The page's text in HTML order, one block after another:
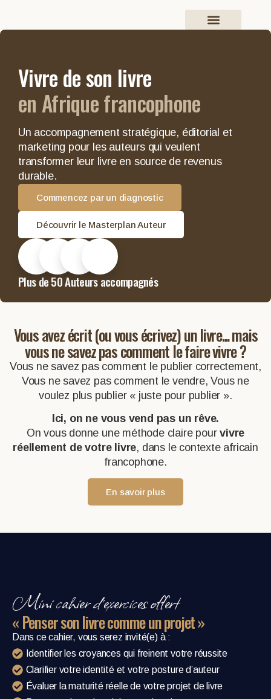
Vivre de son livre
en Afrique francophone
Un accompagnement stratégique, éditorial et
marketing pour les auteurs qui veulent
transformer leur livre en source de revenus
durable.
Découvrir le Masterplan Auteur
Commencez par un diagnostic
Plus de 50 Auteurs accompagnés
Vous avez écrit (ou vous écrivez) un livre... mais
vous ne savez pas comment le faire vivre ?
Vous ne savez pas comment le publier correctement,
Vous ne savez pas comment le vendre, Vous ne
voulez plus publier « juste pour publier ».
Ici, on ne vous vend pas un rêve.
On vous donne une méthode claire pourvivre
réellement de votre livre, dans le contexte africain
francophone.
En savoir plus
Mini cahier d’exercices offert
« Penser son livre comme un projet »
Dans ce cahier, vous serez invité(e) à :
Identifier les croyances qui freinent votre réussite
Clarifier votre identité et votre posture d’auteur
Évaluer la maturité réelle de votre projet de livre